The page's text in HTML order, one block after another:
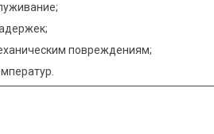
повреждениям;